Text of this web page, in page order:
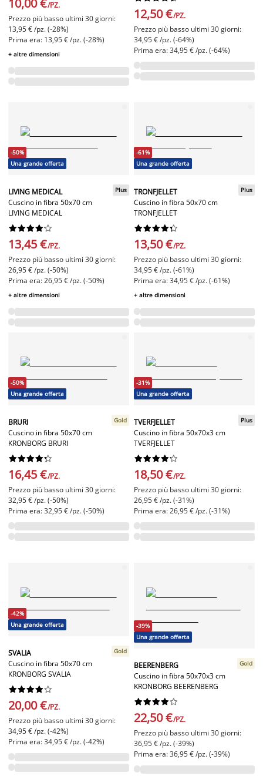
/PZ.
Prezzo più basso ultimi 30 giorni:
13,95 € /pz. (-28%)
Prima era: 13,95 € /pz. (-28%)
+ altre dimensioni
12,50 €/PZ.
Prezzo più basso ultimi 30 giorni:
34,95 € /pz. (-64%)
Prima era: 34,95 € /pz. (-64%)
-50%
Una grande offerta
LIVING MEDICAL
Cuscino in fibra 50x70 cm
LIVING MEDICAL
Plus






13,45 €/PZ.
Prezzo più basso ultimi 30 giorni:
26,95 € /pz. (-50%)
Prima era: 26,95 € /pz. (-50%)
+ altre dimensioni
-61%
Una grande offerta
TRONFJELLET
Cuscino in fibra 50x70 cm
TRONFJELLET
Plus






13,50 €/PZ.
Prezzo più basso ultimi 30 giorni:
34,95 € /pz. (-61%)
Prima era: 34,95 € /pz. (-61%)
+ altre dimensioni
-50%
Una grande offerta
BRURI
Cuscino in fibra 50x70 cm
KRONBORG BRURI
Gold






16,45 €/PZ.
Prezzo più basso ultimi 30 giorni:
32,95 € /pz. (-50%)
Prima era: 32,95 € /pz. (-50%)
-31%
Una grande offerta
TVERFJELLET
Cuscino in fibra 50x70x3 cm
TVERFJELLET
Plus






18,50 €/PZ.
Prezzo più basso ultimi 30 giorni:
26,95 € /pz. (-31%)
Prima era: 26,95 € /pz. (-31%)
-42%
Una grande offerta
SVALIA
Cuscino in fibra 50x70 cm
KRONBORG SVALIA
Gold






20,00 €/PZ.
Prezzo più basso ultimi 30 giorni:
34,95 € /pz. (-42%)
Prima era: 34,95 € /pz. (-42%)
-39%
Una grande offerta
BEERENBERG
Cuscino in fibra 50x70x3 cm
KRONBORG BEERENBERG
Gold






22,50 €/PZ.
Prezzo più basso ultimi 30 giorni:
36,95 € /pz. (-39%)
Prima era: 36,95 € /pz. (-39%)